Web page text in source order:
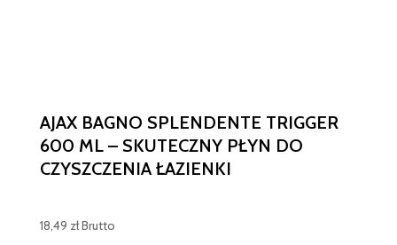
AJAX BAGNO SPLENDENTE TRIGGER
600 ML – SKUTECZNY PŁYN DO
CZYSZCZENIA ŁAZIENKI
18,49 złBrutto